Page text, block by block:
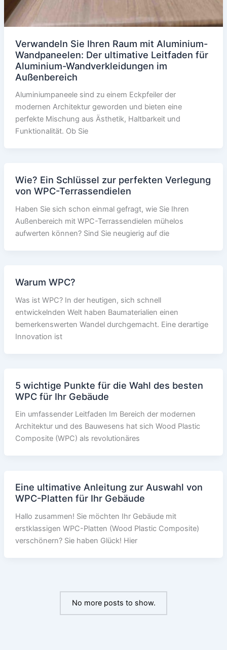
Verwandeln Sie Ihren Raum mit Aluminium-
Wandpaneelen: Der ultimative Leitfaden für
Aluminium-Wandverkleidungen im
Außenbereich
Aluminiumpaneele sind zu einem Eckpfeiler der
modernen Architektur geworden und bieten eine
perfekte Mischung aus Ästhetik, Haltbarkeit und
Funktionalität. Ob Sie
Wie? Ein Schlüssel zur perfekten Verlegung
von WPC-Terrassendielen
Haben Sie sich schon einmal gefragt, wie Sie Ihren
Außenbereich mit WPC-Terrassendielen mühelos
aufwerten können? Sind Sie neugierig auf die
Warum WPC?
Was ist WPC? In der heutigen, sich schnell
entwickelnden Welt haben Baumaterialien einen
bemerkenswerten Wandel durchgemacht. Eine derartige
Innovation ist
5 wichtige Punkte für die Wahl des besten
WPC für Ihr Gebäude
Ein umfassender Leitfaden Im Bereich der modernen
Architektur und des Bauwesens hat sich Wood Plastic
Composite (WPC) als revolutionäres
Eine ultimative Anleitung zur Auswahl von
WPC-Platten für Ihr Gebäude
Hallo zusammen! Sie möchten Ihr Gebäude mit
erstklassigen WPC-Platten (Wood Plastic Composite)
verschönern? Sie haben Glück! Hier
No more posts to show.